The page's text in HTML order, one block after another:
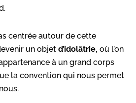
centrée autour de cette
un objet d’idolâtrie, où l’on
à un grand corps
la convention qui nous permet